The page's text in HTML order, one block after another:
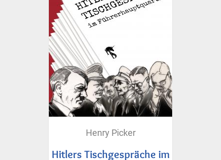
Henry Picker
Hitlers Tischgespräche im